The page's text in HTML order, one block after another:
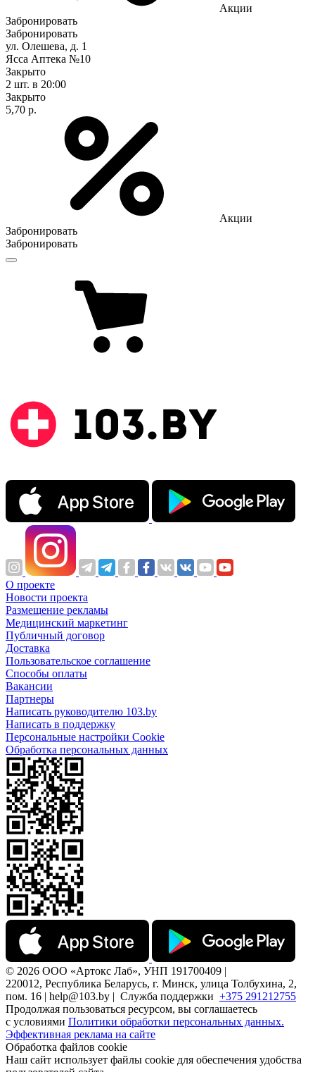
Акции
Забронировать
Забронировать
ул. Олешева, д. 1
Ясса Аптека №10
Закрыто
2 шт. в 20:00
Закрыто
5,70 р.
Акции
Забронировать
Забронировать
О проекте
Новости проекта
Размещение рекламы
Медицинский маркетинг
Публичный договор
Доставка
Пользовательское соглашение
Способы оплаты
Вакансии
Партнеры
Написать руководителю 103.by
Написать в поддержку
Персональные настройки Cookie
Обработка персональных данных
© 2026 ООО «Артокс Лаб», УНП 191700409 |
220012, Республика Беларусь, г. Минск, улица Толбухина, 2,
пом. 16 | help@103.by | Служба поддержки +375 291212755
Продолжая пользоваться ресурсом, вы соглашаетесь
с условиями Политики обработки персональных данных.
Эффективная реклама на сайте
Обработка файлов cookie
Наш сайт использует файлы cookie для обеспечения удобства